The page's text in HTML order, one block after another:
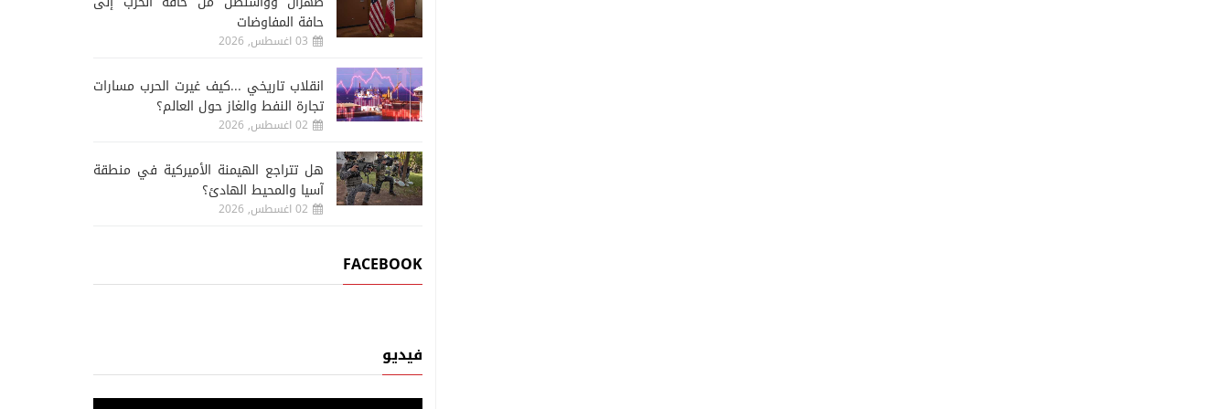
حافة المفاوضات
03 اغسطس, 2026
انقلاب تاريخي ...كيف غيرت الحرب مسارات
تجارة النفط والغاز حول العالم؟
02 اغسطس, 2026
هل تتراجع الهيمنة الأميركية في منطقة
آسيا والمحيط الهادئ؟
02 اغسطس, 2026
FACEBOOK
فيديو